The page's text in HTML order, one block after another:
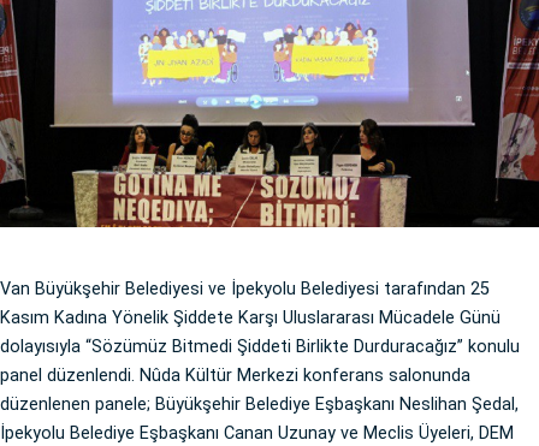
Van Büyükşehir Belediyesi ve İpekyolu Belediyesi tarafından 25
Kasım Kadına Yönelik Şiddete Karşı Uluslararası Mücadele Günü
dolayısıyla “Sözümüz Bitmedi Şiddeti Birlikte Durduracağız” konulu
panel düzenlendi. Nûda Kültür Merkezi konferans salonunda
düzenlenen panele; Büyükşehir Belediye Eşbaşkanı Neslihan Şedal,
İpekyolu Belediye Eşbaşkanı Canan Uzunay ve Meclis Üyeleri, DEM